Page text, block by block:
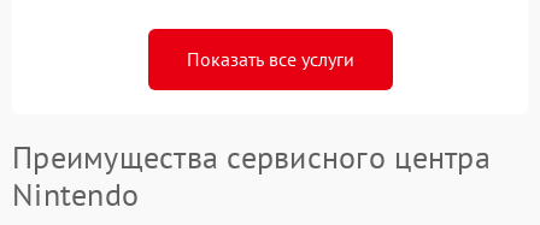
Показать все услуги
Преимущества сервисного центра
Nintendo